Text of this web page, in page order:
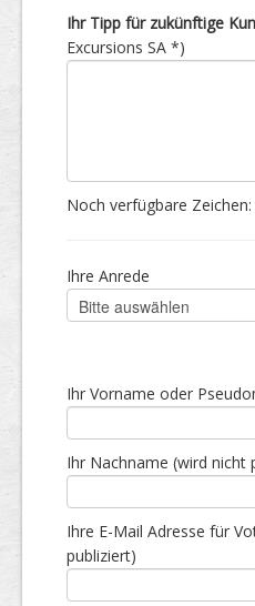
Ihr Tipp für zukünftige
Excursions SA *)
Noch verfügbare Zeichen:
Ihre Anrede
Ihr Vorname oder
Ihr Nachname (wird nicht
Ihre E-Mail Adresse für
publiziert)